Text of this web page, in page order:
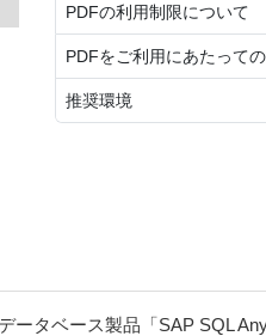
PDFの利用制限について
PDFをご利用にあたって
推奨環境
ータベース製品「SAP SQL